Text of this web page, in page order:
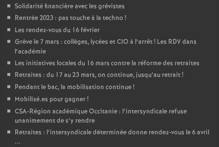
Solidarité financière avec les grévistes
Rentrée 2023 : pas touche à la techno !
Les rendez-vous du 16 février
Grève le 7 mars : collèges, lycées et CIO à l’arrêt! Les RDV dans
l’académie
Les initiatives locales du 16 mars contre la réforme des retraites
Retraites : du 17 au 23 mars, on continue, jusqu’au retrait!
Pendant le bac, la mobilisation continue!
Mobilisé.es pour gagner!
CSA-Région académique Occitanie : l’intersyndicale refuse
unanimement de s’y rendre
Retraites : l’intersyndicale déterminée donne rendez-vous le 6 avril
...